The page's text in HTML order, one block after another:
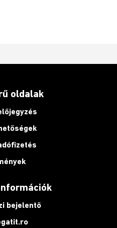
oldalak
bejelentő